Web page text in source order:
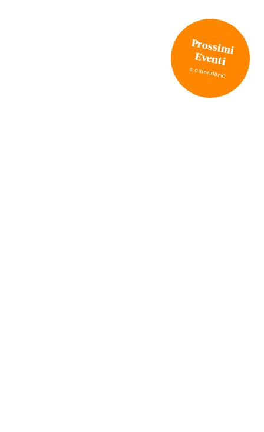
Prossimi
Eventi
a calendario